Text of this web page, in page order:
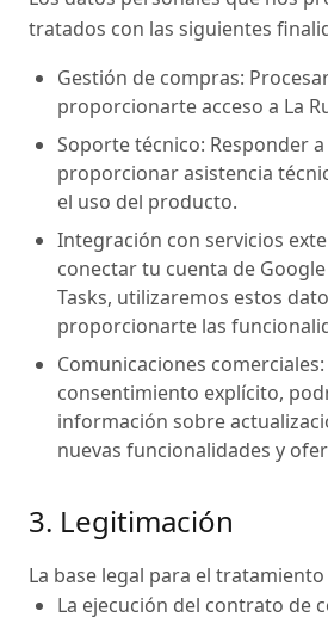
tratados con las siguientes
Gestión de compras:
proporcionarte acceso a La
Soporte técnico: Responder
proporcionar asistencia
el uso del producto.
Integración con servicios
conectar tu cuenta de
Tasks, utilizaremos estos
proporcionarte las
Comunicaciones comerciales:
consentimiento explícito,
información sobre
nuevas funcionalidades y
3. Legitimación
La base legal para el
La ejecución del contrato de